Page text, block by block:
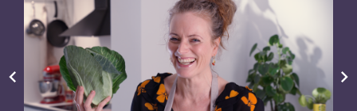
chevron_left chevron_right